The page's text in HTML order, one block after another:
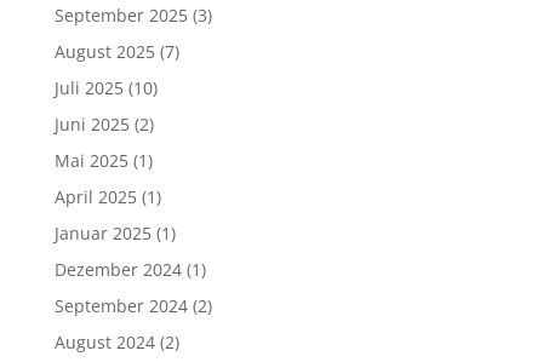
September 2025(3)
August 2025(7)
Juli 2025(10)
Juni 2025(2)
Mai 2025(1)
April 2025(1)
Januar 2025(1)
Dezember 2024(1)
September 2024(2)
August 2024(2)